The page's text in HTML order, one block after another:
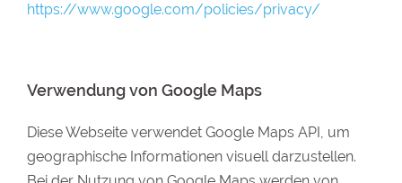
https://www.google.com/policies/privacy/
Verwendung von Google Maps
Diese Webseite verwendet Google Maps API, um
geographische Informationen visuell darzustellen.